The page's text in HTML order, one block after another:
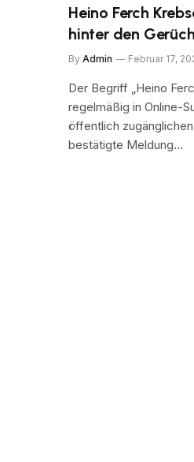
Heino Ferch
hinter den
By Admin Februar 17,
Der Begriff „Heino
regelmäßig in Online-
öffentlich
bestätigte Meldung…